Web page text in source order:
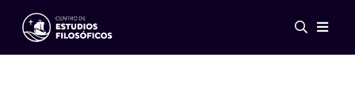
Eventos